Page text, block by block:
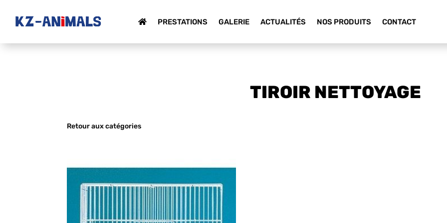
PRESTATIONS GALERIE ACTUALITÉS NOS PRODUITS CONTACT
TIROIR NETTOYAGE
Retour aux catégories